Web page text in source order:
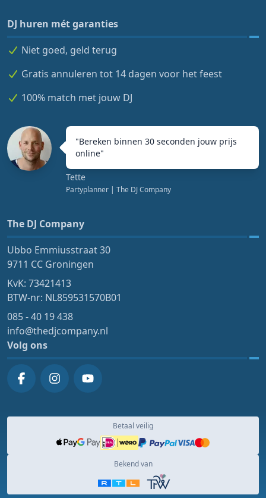
DJ huren mét garanties
Niet goed, geld terug
Gratis annuleren tot 14 dagen voor het feest
100% match met jouw DJ
"Bereken binnen 30 seconden jouw prijs
online"
Tette
Partyplanner | The DJ Company
The DJ Company
Ubbo Emmiusstraat 30
9711 CC Groningen
KvK: 73421413
BTW-nr: NL859531570B01
085 - 40 19 438
info@thedjcompany.nl
Volg ons
Betaal veilig
Bekend van